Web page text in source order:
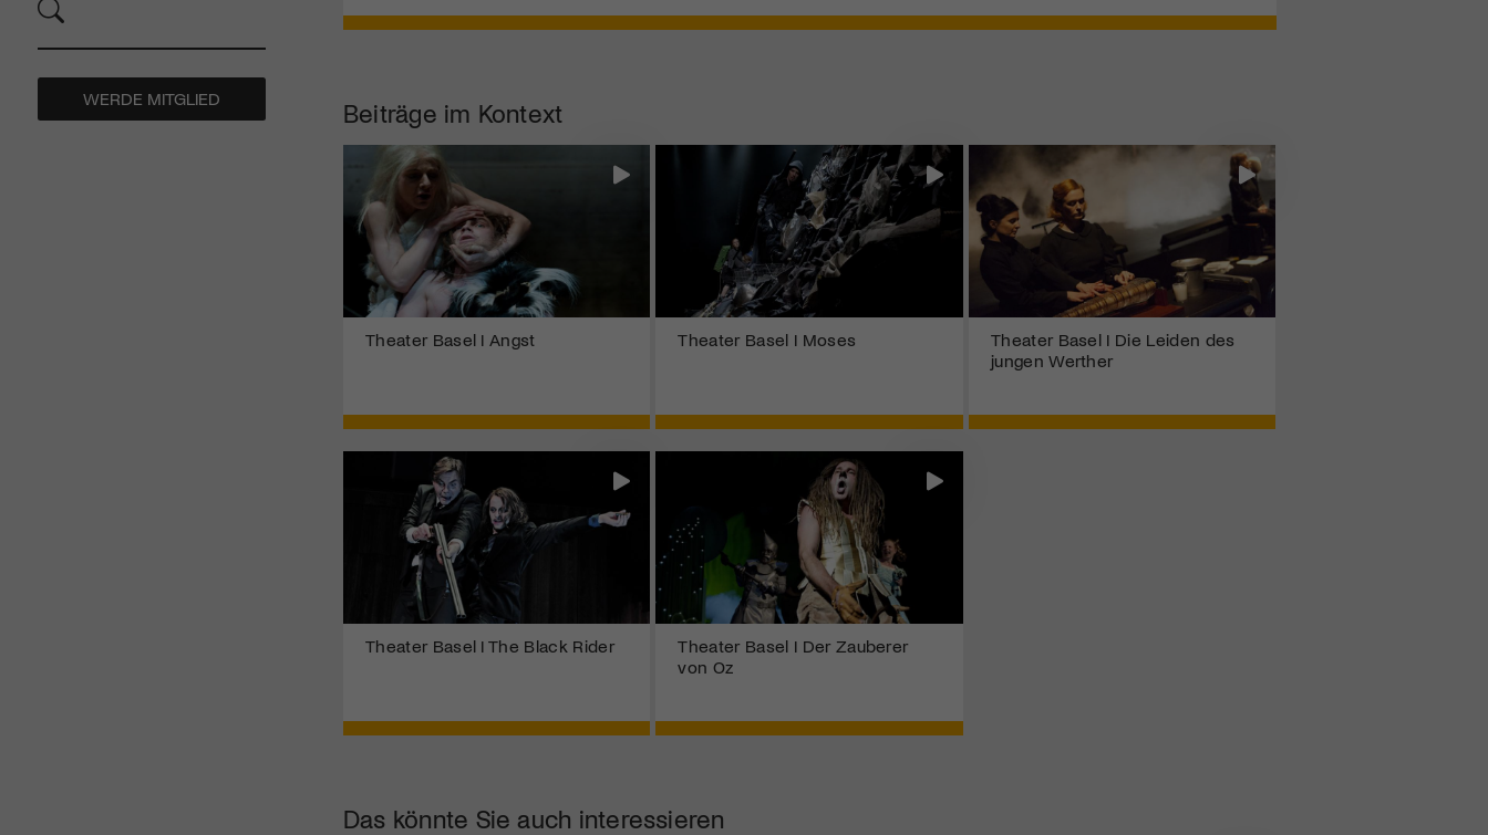
WERDE MITGLIED Beiträge im Kontext
Theater Basel I Angst Theater Basel I Moses
Theater Basel I Die Leiden des
jungen Werther
Theater Basel I The Black Rider
Theater Basel I Der Zauberer
von Oz
Das könnte Sie auch interessieren